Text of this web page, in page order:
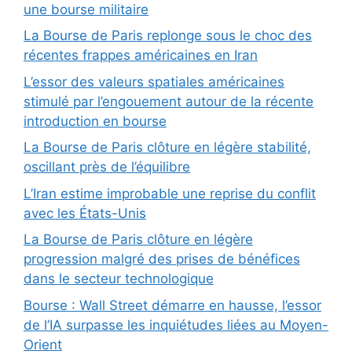
une bourse militaire
La Bourse de Paris replonge sous le choc des
récentes frappes américaines en Iran
L’essor des valeurs spatiales américaines
stimulé par l’engouement autour de la récente
introduction en bourse
La Bourse de Paris clôture en légère stabilité,
oscillant près de l’équilibre
L’Iran estime improbable une reprise du conflit
avec les États-Unis
La Bourse de Paris clôture en légère
progression malgré des prises de bénéfices
dans le secteur technologique
Bourse : Wall Street démarre en hausse, l’essor
de l’IA surpasse les inquiétudes liées au Moyen-
Orient